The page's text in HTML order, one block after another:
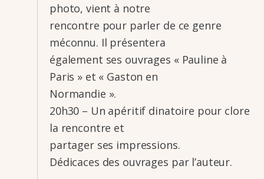
photo, vient à notre
rencontre pour parler de ce genre
méconnu. Il présen­tera
égale­ment ses ouvrages « Pauline à
Paris » et « Gaston en
Norman­die ».
20h30 – Un apéri­tif dina­toire pour clore
la rencontre et
parta­ger ses impres­sions.
Dédi­caces des ouvrages par l’au­teur.